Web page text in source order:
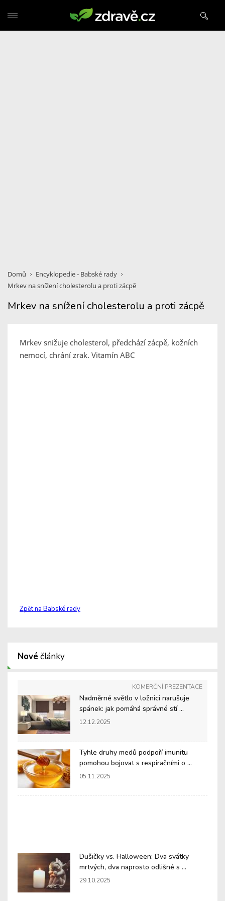
Domů
Encyklopedie - Babské rady
Mrkev na snížení cholesterolu a proti zácpě
Mrkev na snížení cholesterolu a proti zácpě
Mrkev snižuje cholesterol, předchází zácpě, kožních
nemocí, chrání zrak. Vitamín ABC
Zpět na Babské rady
Nové články
KOMERČNÍ PREZENTACE
Nadměrné světlo v ložnici narušuje
spánek: jak pomáhá správné stí ...
12.12.2025
Tyhle druhy medů podpoří imunitu
pomohou bojovat s respiračními o ...
05.11.2025
Dušičky vs. Halloween: Dva svátky
mrtvých, dva naprosto odlišné s ...
29.10.2025